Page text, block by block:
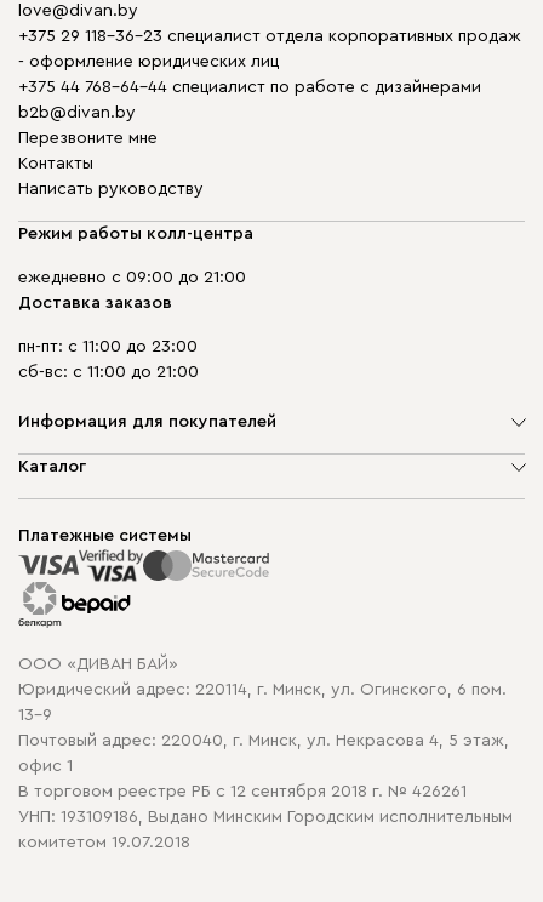
love@divan.by
+375 29 118-36-23 специалист отдела корпоративных продаж
- оформление юридических лиц
+375 44 768-64-44 специалист по работе с дизайнерами
b2b@divan.by
Перезвоните мне
Контакты
Написать руководству
Режим работы колл-центра
ежедневно с 09:00 до 21:00
Доставка заказов
пн-пт: с 11:00 до 23:00
сб-вс: с 11:00 до 21:00
Информация для покупателей
О компании
Способы оплаты
Рассрочка и кредит
Гарантия
Карта сайта
Политика конфиденциальности
Политика в отношении обработки cookie
Каталог
Корпусная мебель
Распродажа мебели
Платежные системы
ООО «ДИВАН БАЙ»
Юридический адрес: 220114, г. Минск, ул. Огинского, 6 пом.
13-9
Почтовый адрес: 220040, г. Минск, ул. Некрасова 4, 5 этаж,
офис 1
В торговом реестре РБ с 12 сентября 2018 г. № 426261
УНП: 193109186, Выдано Минским Городским исполнительным
комитетом 19.07.2018